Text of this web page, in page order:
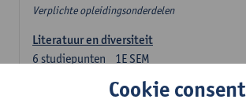
Verplichte opleidingsonderdelen
Literatuur en diversiteit
1E SEM
6 studiepunten
Remco Sleiderink
Cookie consent